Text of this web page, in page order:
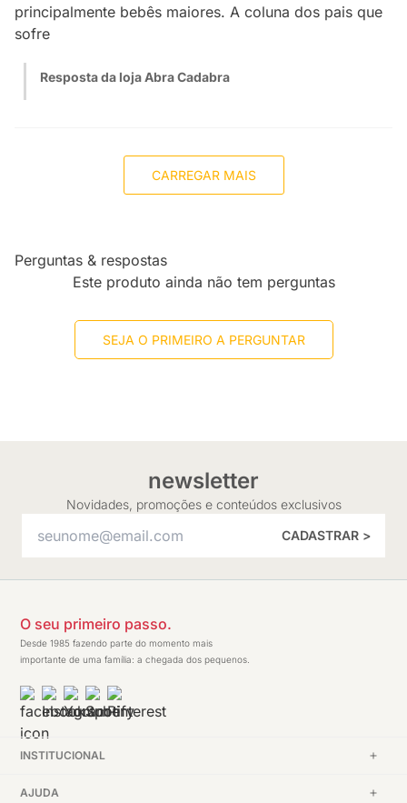
principalmente bebês maiores. A coluna dos pais que
sofre
Resposta da loja Abra Cadabra
CARREGAR MAIS
Perguntas & respostas
Este produto ainda não tem perguntas
SEJA O PRIMEIRO A PERGUNTAR
newsletter
Novidades, promoções e conteúdos exclusivos
CADASTRAR >
O seu primeiro passo.
Desde 1985 fazendo parte do momento mais
importante de uma família: a chegada dos pequenos.
INSTITUCIONAL
AJUDA